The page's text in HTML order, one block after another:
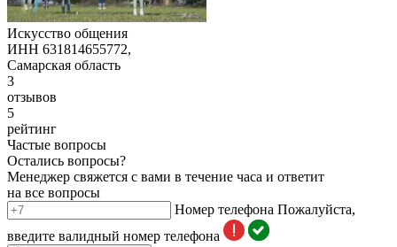
Искусство общения
ИНН 631814655772,
Самарская область
3
отзывов
5
рейтинг
Частые вопросы
Остались вопросы?
Менеджер свяжется с вами в течение часа и ответит
на все вопросы
Номер телефона Пожалуйста,
введите валидный номер телефона